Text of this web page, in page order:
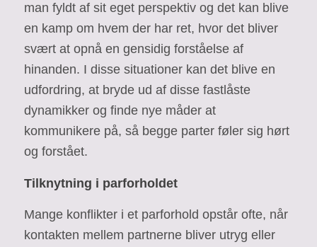
man fyldt af sit eget perspektiv og det kan blive
en kamp om hvem der har ret, hvor det bliver
svært at opnå en gensidig forståelse af
hinanden. I disse situationer kan det blive en
udfordring, at bryde ud af disse fastlåste
dynamikker og finde nye måder at
kommunikere på, så begge parter føler sig hørt
og forstået.
Tilknytning i parforholdet
Mange konflikter i et parforhold opstår ofte, når
kontakten mellem partnerne bliver utryg eller